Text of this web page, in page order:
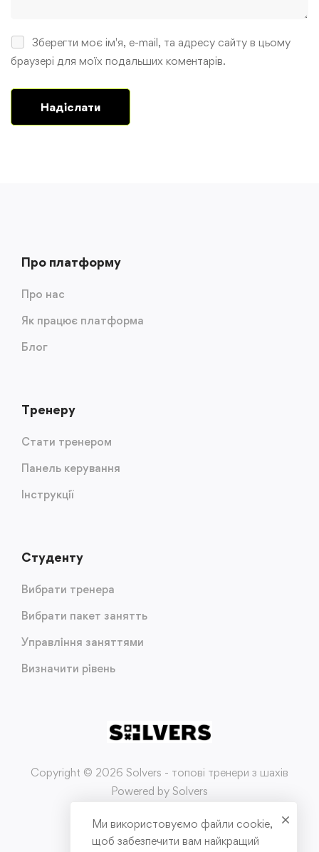
Зберегти моє ім'я, e-mail, та адресу сайту в цьому
браузері для моїх подальших коментарів.
Про платформу
Про нас
Як працює платформа
Блог
Тренеру
Стати тренером
Панель керування
Інструкції
Студенту
Вибрати тренера
Вибрати пакет занятть
Управління заняттями
Визначити рівень
Copyright © 2026 Solvers - топові тренери з шахів
Powered by Solvers
Умови використання
Ми використовуємо файли cookie,
щоб забезпечити вам найкращий